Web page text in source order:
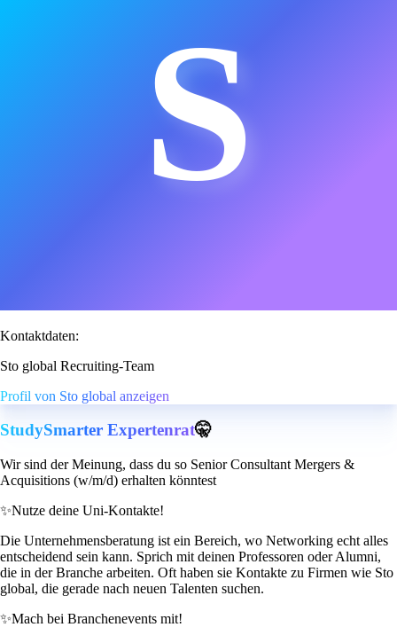
S
Kontaktdaten:
Sto global Recruiting-Team
Profil von Sto global anzeigen
StudySmarter Expertenrat🤫
Wir sind der Meinung, dass du so Senior Consultant Mergers &
Acquisitions (w/m/d) erhalten könntest
✨Nutze deine Uni-Kontakte!
Die Unternehmensberatung ist ein Bereich, wo Networking echt alles
entscheidend sein kann. Sprich mit deinen Professoren oder Alumni,
die in der Branche arbeiten. Oft haben sie Kontakte zu Firmen wie Sto
global, die gerade nach neuen Talenten suchen.
✨Mach bei Branchenevents mit!